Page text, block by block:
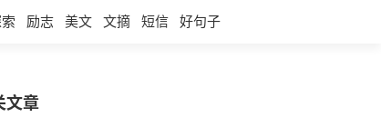
励志 美文 文摘 短信 好句子
文章